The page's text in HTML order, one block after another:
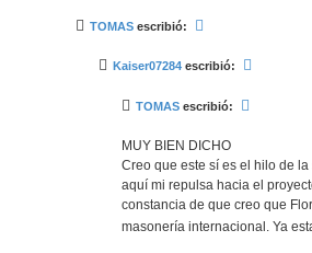
TOMAS escribió:
Kaiser07284 escribió:
TOMAS escribió:
MUY BIEN DICHO
Creo que este sí es el hilo de
aquí mi repulsa hacia el
constancia de que creo que
masonería internacional. Ya